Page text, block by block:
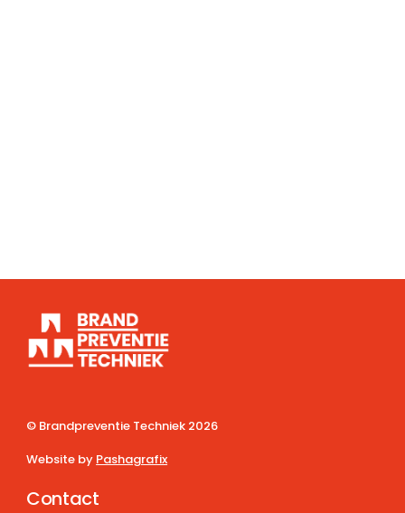
© Brandpreventie Techniek 2026
Website by Pashagrafix
Contact